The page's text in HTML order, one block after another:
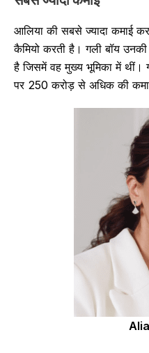
आलिया की सबसे ज्यादा कमाई
कैमियो करती है। गली बॉय
है जिसमें वह मुख्य भूमिका में थीं।
पर 250 करोड़ से अधिक की